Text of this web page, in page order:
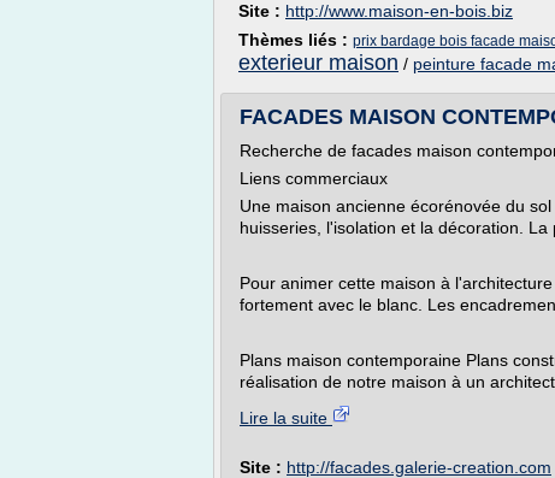
Site : http://www.maison-en-bois.biz
Thèmes liés : prix bardage bois facade
exterieur maison / peinture facade
FACADES MAISON
Recherche de facades maison
Liens commerciaux
Une maison ancienne écorénovée du
huisseries, l'isolation et la décoration. La
Pour animer cette maison à
fortement avec le blanc. Les
Plans maison contemporaine Plans
réalisation de notre maison à un
Lire la suite
Site : http://facades.galerie-creation.com